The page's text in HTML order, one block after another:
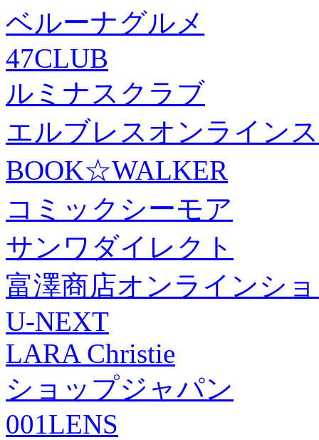
ベルーナグルメ
47CLUB
ルミナスクラブ
エルブレスオンライン
BOOK☆WALKER
コミックシーモア
サンワダイレクト
富澤商店オンラインシ
U-NEXT
LARA Christie
ショップジャパン
001LENS